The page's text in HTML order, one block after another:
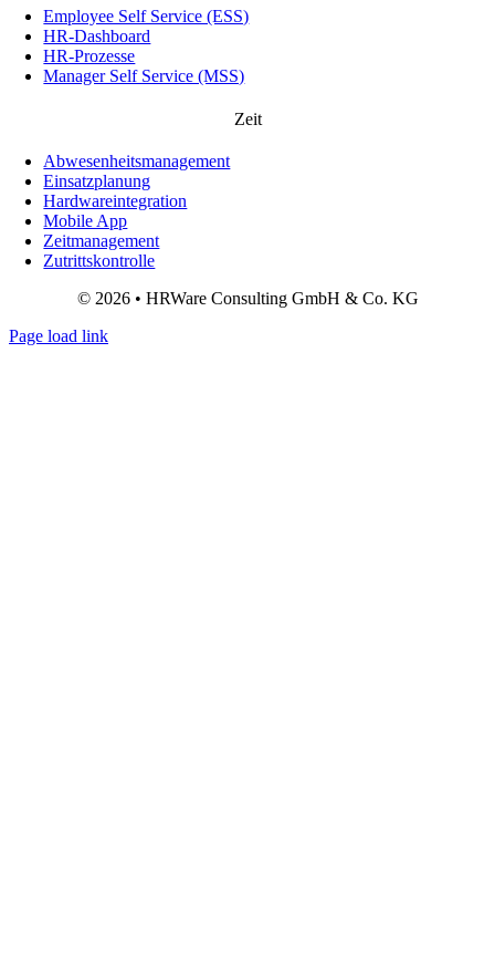
Employee Self Service (ESS)
HR-Dashboard
HR-Prozesse
Manager Self Service (MSS)
Zeit
Abwesenheitsmanagement
Einsatzplanung
Hardwareintegration
Mobile App
Zeitmanagement
Zutrittskontrolle
© 2026 • HRWare Consulting GmbH & Co. KG
Page load link